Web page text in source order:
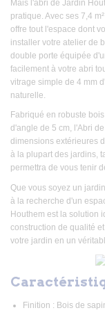
Mais l'abri de Jardin
pratique. Avec ses 7,4
offre tout l'espace dont
installer votre atelier de
double porte équipée
facilement à votre abri
vitrage simple de 4 mm
naturelle.
Fabriqué en robuste
d'angle de 5 cm, l'Abri
dimensions extérieures
à la plupart des jardins,
permettra de vous tenir
Que vous soyez un
à la recherche d'un
Houthem est la solution
construction de qualité
votre jardin en un
Finition : Bois de